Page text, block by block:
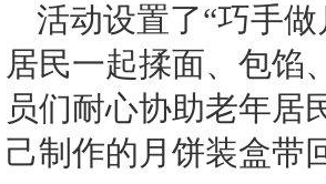
活动设置了“巧手
居民一起揉面、包馅
员们耐心协助老年居
己制作的月饼装盒带